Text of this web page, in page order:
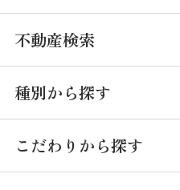
不動産検索
種別から探す
こだわりから探す